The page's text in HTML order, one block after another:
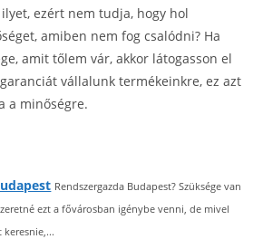
ezért nem tudja, hogy hol
amiben nem fog csalódni? Ha
amit tőlem vár, akkor látogasson el
vállalunk termékeinkre, ez azt
a minőségre.
Rendszergazda Budapest? Szüksége van
ezt a fővárosban igénybe venni, de mivel